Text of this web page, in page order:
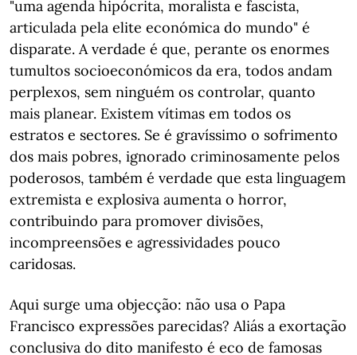
"uma agenda hipócrita, moralista e fascista,
articulada pela elite económica do mundo" é
disparate. A verdade é que, perante os enormes
tumultos socioeconómicos da era, todos andam
perplexos, sem ninguém os controlar, quanto
mais planear. Existem vítimas em todos os
estratos e sectores. Se é gravíssimo o sofrimento
dos mais pobres, ignorado criminosamente pelos
poderosos, também é verdade que esta linguagem
extremista e explosiva aumenta o horror,
contribuindo para promover divisões,
incompreensões e agressividades pouco
caridosas.
Aqui surge uma objecção: não usa o Papa
Francisco expressões parecidas? Aliás a exortação
conclusiva do dito manifesto é eco de famosas